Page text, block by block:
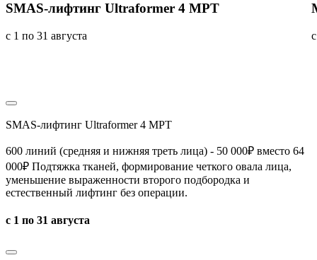
SMAS-лифтинг Ultraformer 4 MPT
с 1 по 31 августа
SMAS-лифтинг Ultraformer 4 MPT
600 линий (средняя и нижняя треть лица) - 50 000₽ вместо 64
000₽ Подтяжка тканей, формирование четкого овала лица,
уменьшение выраженности второго подбородка и
естественный лифтинг без операции.
с 1 по 31 августа